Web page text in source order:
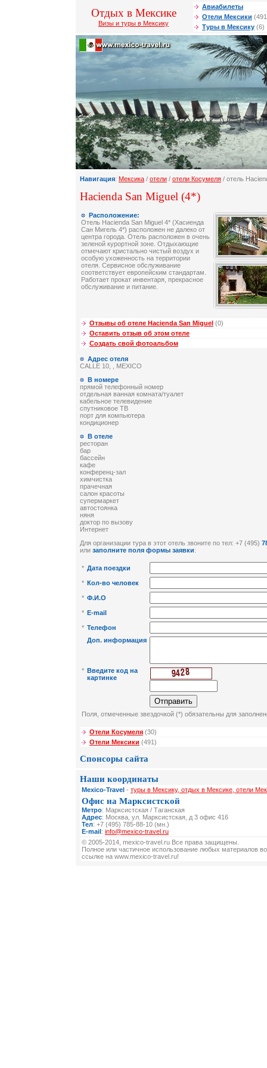
Отдых в Мексике
Визы и туры в Мексику
Авиабилеты
Отели Мексики
Туры в Мексику (6)
Навигация: Мексика / отели / отели Косумеля / отель
Hacienda San Miguel (4*)
Расположение:
Отель Hacienda San Miguel 4* (Хасиенда
Сан Мигель 4*) расположен не далеко от
центра города. Отель расположен в очень
зеленой курортной зоне. Отдыхающие
отмечают кристально чистый воздух и
особую ухоженность на территории
отеля. Сервисное обслуживание
соответствует европейским стандартам.
Работает прокат инвентаря, прекрасное
обслуживание и питание.
Отзывы об отеле Hacienda San Miguel (0)
Оставить отзыв об этом отеле
Создать свой фотоальбом
Адрес отеля
CALLE 10, , MEXICO
В номере
прямой телефонный номер
отдельная ванная комната/туалет
кабельное телевидение
спутниковое ТВ
порт для компьютера
кондиционер
В отеле
ресторан
бар
бассейн
кафе
конференц-зал
химчистка
прачечная
салон красоты
супермаркет
автостоянка
няня
доктор по вызову
Интернет
Для организации тура в этот отель звоните по тел: +7 (495)
или заполните поля формы заявки:
* Дата поездки
* Кол-во человек
* Ф.И.О
* E-mail
* Телефон
Доп. информация
* Введите код на
картинке
Поля, отмеченные звездочкой (*) обязательны для
Отели Косумеля (30)
Отели Мексики (491)
Спонсоры сайта
Наши координаты
Mexico-Travel - туры в Мексику, отдых в Мексике, отели
Офис на Марксистской
Метро: Марксистская / Таганская
Адрес: Москва, ул. Марксистская, д 3 офис 416
Тел: +7 (495) 785-88-10 (мн.)
E-mail: info@mexico-travel.ru
© 2005-2014, mexico-travel.ru Все права защищены.
Полное или частичное использование любых материалов
ссылке на www.mexico-travel.ru!